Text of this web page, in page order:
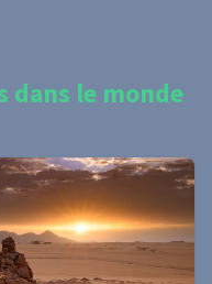
dans le monde